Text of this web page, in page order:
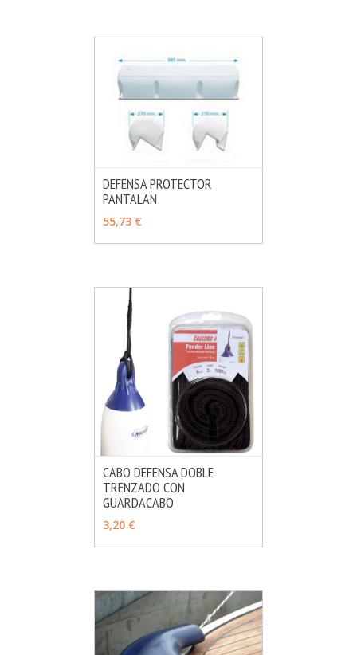
VER OPCIONES
DEFENSA PROTECTOR
PANTALAN
55,73 €
VER OPCIONES
CABO DEFENSA DOBLE
TRENZADO CON
GUARDACABO
3,20 €